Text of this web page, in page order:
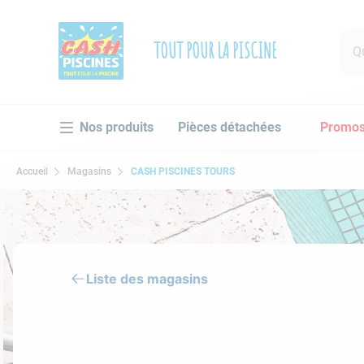
TOUT POUR LA PISCINE
Pièces détachées
Accueil Magasins CASH PISCINES TOURS
Liste des magasins
1.
3.
4.
5.